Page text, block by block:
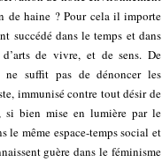
de haine ? Pour cela il importe
succédé dans le temps et dans
de vivre, et de sens. De
ne suffit pas de dénoncer les
immunisé contre tout désir de
si bien mise en lumière par le
le même espace-temps social et
guère dans le féminisme